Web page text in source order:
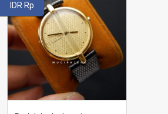
IDR Rp